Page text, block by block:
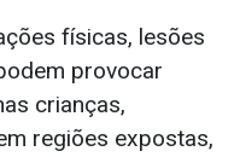
físicas, lesões
provocar
crianças,
regiões expostas,